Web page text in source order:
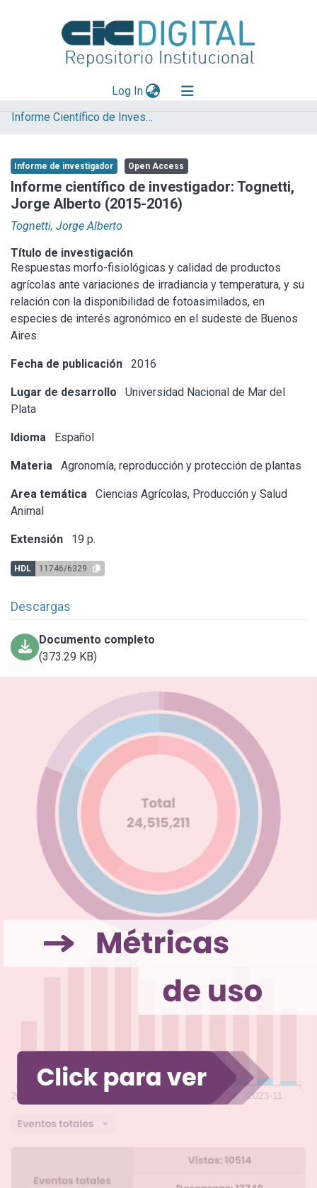
Log In(current)
Explorar
Aportar material
Statistics
Informe Científico de Investigador
Informe de investigador Open Access
Informe científico de investigador: Tognetti,
Jorge Alberto (2015-2016)
Tognetti, Jorge Alberto
Título de investigación
Respuestas morfo-fisiológicas y calidad de productos
agrícolas ante variaciones de irradiancia y temperatura, y su
relación con la disponibilidad de fotoasimilados, en
especies de interés agronómico en el sudeste de Buenos
Aires.
Fecha de publicación 2016
Lugar de desarrollo
Universidad Nacional de Mar del
Plata
Idioma Español
Materia Agronomía, reproducción y protección de plantas
Area temática
Ciencias Agrícolas, Producción y Salud
Animal
Extensión 19 p.
HDL 11746/6329
Descargas
Documento completo
(373.29 KB)